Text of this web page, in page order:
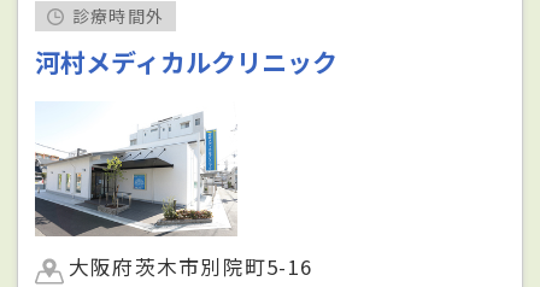
診療時間外
河村メディカルクリニック
大阪府茨木市別院町5-16